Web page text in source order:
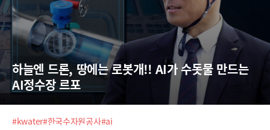
하늘엔 드론, 땅에는 로봇개!! AI가 수돗물 만드는
AI정수장 르포
#kwater#한국수자원공사#ai